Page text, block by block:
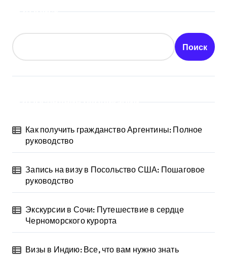
Поиск
Как получить гражданство Аргентины: Полное
руководство
Запись на визу в Посольство США: Пошаговое
руководство
Экскурсии в Сочи: Путешествие в сердце
Черноморского курорта
Визы в Индию: Все, что вам нужно знать